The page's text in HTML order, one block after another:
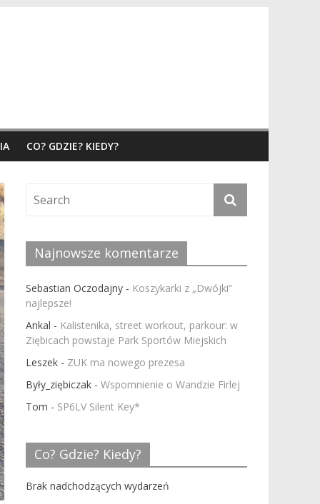
CO? GDZIE? KIEDY?
Najnowsze komentarze
Sebastian Oczodajny - Koszykarki z „Dwójki”
najlepsze!
Ankal - Kalistenika, street workout, parkour: w
Ziębicach powstaje Park Sportów Miejskich
Leszek - ZUK ma nowego prezesa
Były_ziębiczak - Wspomnienie o Wandzie Firlej
Tom - SP6LV Silent Key*
Co? Gdzie? Kiedy?
Brak nadchodzących wydarzeń